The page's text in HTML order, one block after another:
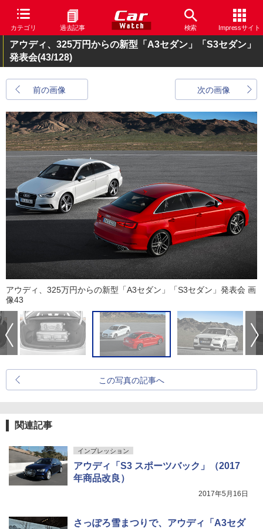
カテゴリ 過去記事 検索 Impressサイト
アウディ、325万円からの新型「A3セダン」「S3セダン」
発表会(43/128)
前の画像 次の画像
アウディ、325万円からの新型「A3セダン」「S3セダン」発表会 画
像43
この写真の記事へ
関連記事
インプレッション
アウディ「S3 スポーツバック」（2017
年商品改良）
2017年5月16日
さっぽろ雪まつりで、アウディ「A3セダ